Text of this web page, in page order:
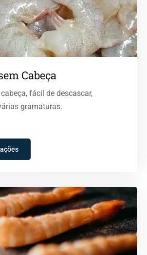
Cabeça
fácil de descascar,
gramaturas.